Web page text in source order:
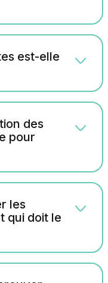
est-elle
des
pour
les
qui doit le